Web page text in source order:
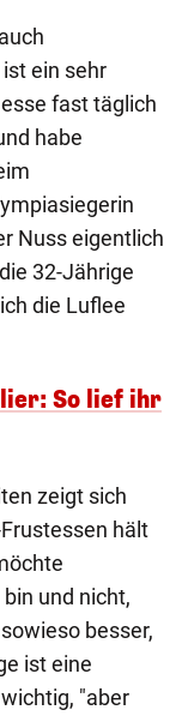
ein sehr
fast täglich
habe
Nuss eigentlich
32-Jährige
die Luflee
So lief ihr
zeigt sich
hält
und nicht,
besser,
ist eine
"aber